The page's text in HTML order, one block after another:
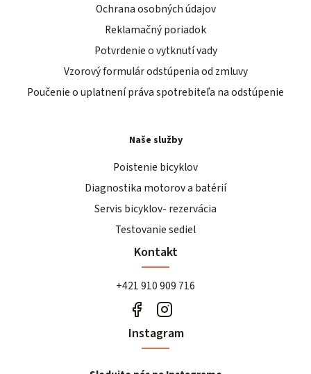
Ochrana osobných údajov
Reklamačný poriadok
Potvrdenie o vytknutí vady
Vzorový formulár odstúpenia od zmluvy
Poučenie o uplatnení práva spotrebiteľa na odstúpenie
Naše služby
Poistenie bicyklov
Diagnostika motorov a batérií
Servis bicyklov- rezervácia
Testovanie sediel
Kontakt
+421 910 909 716
Instagram